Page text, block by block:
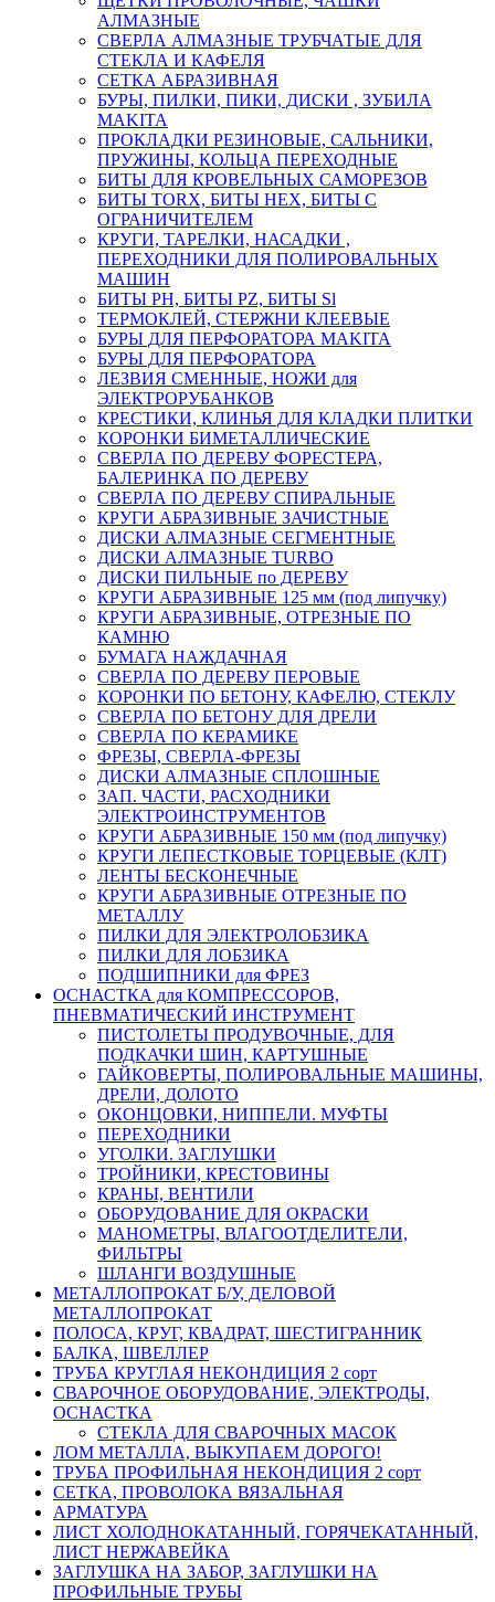
АЛМАЗНЫЕ
СВЕРЛА АЛМАЗНЫЕ ТРУБЧАТЫЕ ДЛЯ
СТЕКЛА И КАФЕЛЯ
СЕТКА АБРАЗИВНАЯ
БУРЫ, ПИЛКИ, ПИКИ, ДИСКИ , ЗУБИЛА
MAKITA
ПРОКЛАДКИ РЕЗИНОВЫЕ, САЛЬНИКИ,
ПРУЖИНЫ, КОЛЬЦА ПЕРЕХОДНЫЕ
БИТЫ ДЛЯ КРОВЕЛЬНЫХ САМОРЕЗОВ
БИТЫ TORX, БИТЫ НЕХ, БИТЫ С
ОГРАНИЧИТЕЛЕМ
КРУГИ, ТАРЕЛКИ, НАСАДКИ ,
ПЕРЕХОДНИКИ ДЛЯ ПОЛИРОВАЛЬНЫХ
МАШИН
БИТЫ PH, БИТЫ PZ, БИТЫ Sl
ТЕРМОКЛЕЙ, СТЕРЖНИ КЛЕЕВЫЕ
БУРЫ ДЛЯ ПЕРФОРАТОРА MAKITA
БУРЫ ДЛЯ ПЕРФОРАТОРА
ЛЕЗВИЯ СМЕННЫЕ, НОЖИ для
ЭЛЕКТРОРУБАНКОВ
КРЕСТИКИ, КЛИНЬЯ ДЛЯ КЛАДКИ ПЛИТКИ
КОРОНКИ БИМЕТАЛЛИЧЕСКИЕ
СВЕРЛА ПО ДЕРЕВУ ФОРЕСТЕРА,
БАЛЕРИНКА ПО ДЕРЕВУ
СВЕРЛА ПО ДЕРЕВУ СПИРАЛЬНЫЕ
КРУГИ АБРАЗИВНЫЕ ЗАЧИСТНЫЕ
ДИСКИ АЛМАЗНЫЕ СЕГМЕНТНЫЕ
ДИСКИ АЛМАЗНЫЕ TURBO
ДИСКИ ПИЛЬНЫЕ по ДЕРЕВУ
КРУГИ АБРАЗИВНЫЕ 125 мм (под липучку)
КРУГИ АБРАЗИВНЫЕ, ОТРЕЗНЫЕ ПО
КАМНЮ
БУМАГА НАЖДАЧНАЯ
СВЕРЛА ПО ДЕРЕВУ ПЕРОВЫЕ
КОРОНКИ ПО БЕТОНУ, КАФЕЛЮ, СТЕКЛУ
СВЕРЛА ПО БЕТОНУ ДЛЯ ДРЕЛИ
СВЕРЛА ПО КЕРАМИКЕ
ФРЕЗЫ, СВЕРЛА-ФРЕЗЫ
ДИСКИ АЛМАЗНЫЕ СПЛОШНЫЕ
ЗАП. ЧАСТИ, РАСХОДНИКИ
ЭЛЕКТРОИНСТРУМЕНТОВ
КРУГИ АБРАЗИВНЫЕ 150 мм (под липучку)
КРУГИ ЛЕПЕСТКОВЫЕ ТОРЦЕВЫЕ (КЛТ)
ЛЕНТЫ БЕСКОНЕЧНЫЕ
КРУГИ АБРАЗИВНЫЕ ОТРЕЗНЫЕ ПО
МЕТАЛЛУ
ПИЛКИ ДЛЯ ЭЛЕКТРОЛОБЗИКА
ПИЛКИ ДЛЯ ЛОБЗИКА
ПОДШИПНИКИ для ФРЕЗ
ОСНАСТКА для КОМПРЕССОРОВ,
ПНЕВМАТИЧЕСКИЙ ИНСТРУМЕНТ
ПИСТОЛЕТЫ ПРОДУВОЧНЫЕ, ДЛЯ
ПОДКАЧКИ ШИН, КАРТУШНЫЕ
ГАЙКОВЕРТЫ, ПОЛИРОВАЛЬНЫЕ МАШИНЫ,
ДРЕЛИ, ДОЛОТО
ОКОНЦОВКИ, НИППЕЛИ. МУФТЫ
ПЕРЕХОДНИКИ
УГОЛКИ. ЗАГЛУШКИ
ТРОЙНИКИ, КРЕСТОВИНЫ
КРАНЫ, ВЕНТИЛИ
ОБОРУДОВАНИЕ ДЛЯ ОКРАСКИ
МАНОМЕТРЫ, ВЛАГООТДЕЛИТЕЛИ,
ФИЛЬТРЫ
ШЛАНГИ ВОЗДУШНЫЕ
МЕТАЛЛОПРОКАТ Б/У, ДЕЛОВОЙ
МЕТАЛЛОПРОКАТ
ПОЛОСА, КРУГ, КВАДРАТ, ШЕСТИГРАННИК
БАЛКА, ШВЕЛЛЕР
ТРУБА КРУГЛАЯ НЕКОНДИЦИЯ 2 сорт
СВАРОЧНОЕ ОБОРУДОВАНИЕ, ЭЛЕКТРОДЫ,
ОСНАСТКА
СТЕКЛА ДЛЯ СВАРОЧНЫХ МАСОК
ЛОМ МЕТАЛЛА, ВЫКУПАЕМ ДОРОГО!
ТРУБА ПРОФИЛЬНАЯ НЕКОНДИЦИЯ 2 сорт
СЕТКА, ПРОВОЛОКА ВЯЗАЛЬНАЯ
АРМАТУРА
ЛИСТ ХОЛОДНОКАТАННЫЙ, ГОРЯЧЕКАТАННЫЙ,
ЛИСТ НЕРЖАВЕЙКА
ЗАГЛУШКА НА ЗАБОР, ЗАГЛУШКИ НА
ПРОФИЛЬНЫЕ ТРУБЫ